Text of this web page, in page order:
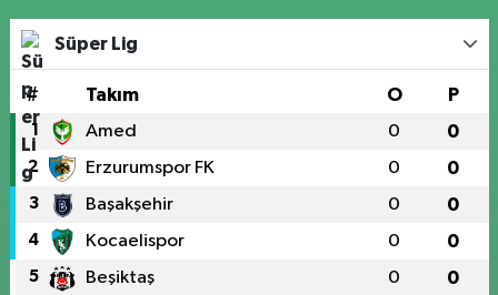
Süper Lig
# Takım O P
1 Amed 0 0
2 Erzurumspor FK 0 0
3 Başakşehir 0 0
4 Kocaelispor 0 0
5 Beşiktaş 0 0